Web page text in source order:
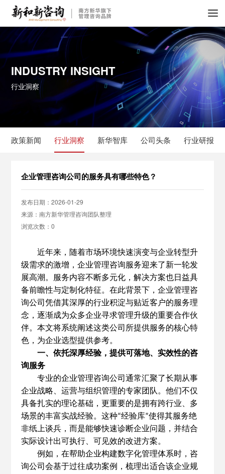
INDUSTRY INSIGHT
行业洞察
政策新闻 行业洞察 新华智库 公司头条 行业研报
企业管理咨询公司的服务具有哪些特色？
发布日期：2026-01-29
来源：南方新华管理咨询团队整理
浏览次数：0
近年来，随着市场环境快速演变与企业转型升
级需求的激增，企业管理咨询服务迎来了新一轮发
展高潮。服务内容不断多元化，解决方案也日益具
备前瞻性与定制化特征。在此背景下，企业管理咨
询公司凭借其深厚的行业积淀与贴近客户的服务理
念，逐渐成为众多企业寻求管理升级的重要合作伙
伴。本文将系统阐述这类公司所提供服务的核心特
色，为企业选型提供参考。
一、依托深厚经验，提供可落地、实效性的咨
询服务
专业的企业管理咨询公司通常汇聚了长期从事
企业战略、运营与组织管理的专家团队。他们不仅
具备扎实的理论基础，更重要的是拥有跨行业、多
场景的丰富实战经验。这种“经验库”使得其服务绝
非纸上谈兵，而是能够快速诊断企业问题，并结合
实际设计出可执行、可见效的改进方案。
例如，在帮助企业构建数字化管理体系时，咨
询公司会基于过往成功案例，梳理出适合该企业规